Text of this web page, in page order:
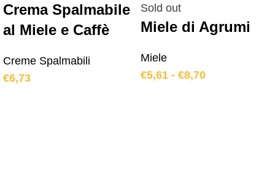
Crema Spalmabile
al Miele e Caffè
Creme Spalmabili
€6,73
Sold out
Miele di Agrumi
Miele
€5,61 - €8,70